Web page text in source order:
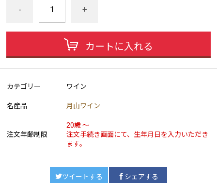
- +
カートに入れる
カテゴリー ワイン
名産品 月山ワイン
注文年齢制限
20歳 ～
注文手続き画面にて、生年月日を入力いただき
ます。
ツイートする シェアする